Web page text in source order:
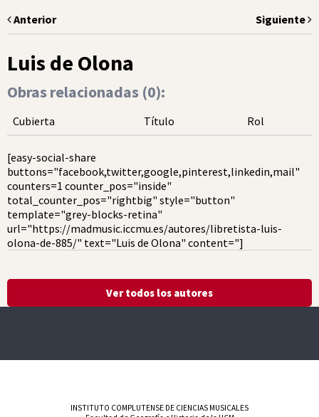
Anterior Siguiente
Luis de Olona
Obras relacionadas (0):
Cubierta Título Rol
[easy-social-share
buttons="facebook,twitter,google,pinterest,linkedin,mail"
counters=1 counter_pos="inside"
total_counter_pos="rightbig" style="button"
template="grey-blocks-retina"
url="https://madmusic.iccmu.es/autores/libretista-luis-
olona-de-885/" text="Luis de Olona" content="]
Ver todos los autores
INSTITUTO COMPLUTENSE DE CIENCIAS MUSICALES